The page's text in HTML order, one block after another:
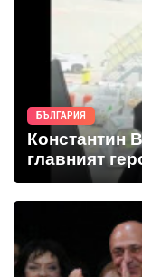
БЪЛГАРИЯ
Константин
главният